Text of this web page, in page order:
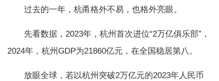
过去的一年，杭甬格外不易，也格外亮眼。
先看数据，2023年，杭州首次进位“2万亿俱乐部”，
2024年，杭州GDP为21860亿元，在全国稳居第八。
放眼全球，若以杭州突破2万亿元的2023年人民币